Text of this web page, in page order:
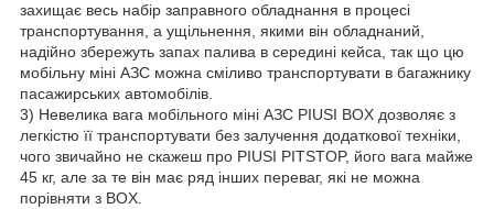
захищає весь набір заправного обладнання в процесі
транспортування, а ущільнення, якими він обладнаний,
надійно збережуть запах палива в середині кейса, так що цю
мобільну міні АЗС можна сміливо транспортувати в багажнику
пасажирських автомобілів.
3) Невелика вага мобільного міні АЗС PIUSI BOX дозволяє з
легкістю її транспортувати без залучення додаткової техніки,
чого звичайно не скажеш про PIUSI PITSTOP, його вага майже
45 кг, але за те він має ряд інших переваг, які не можна
порівняти з BOX.